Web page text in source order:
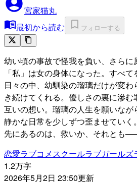
宮家猫丸
最初から読む
フォローする
幼い頃の事故で怪我を負い、さらに
「私」は女の身体になった。すべ
日々の中、幼馴染の瑠璃だけが変
き続けてくれる。優しさの裏に滲
互いの想い。瑠璃の人生を願いなが
静かな日常を少しずつ歪ませていく
先にあるのは、救いか、それとも
恋愛ラブコメスクールラブガールズ
1.2万字
2026年5月2日 23:50更新